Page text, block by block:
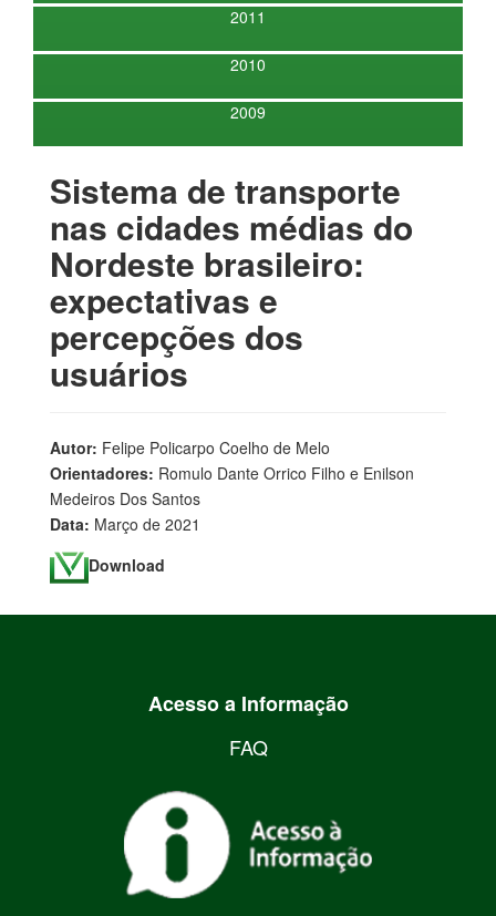
2011
2010
2009
Sistema de transporte
nas cidades médias do
Nordeste brasileiro:
expectativas e
percepções dos
usuários
Autor: Felipe Policarpo Coelho de Melo
Orientadores: Romulo Dante Orrico Filho e Enilson
Medeiros Dos Santos
Data: Março de 2021
Download
Acesso a Informação
FAQ